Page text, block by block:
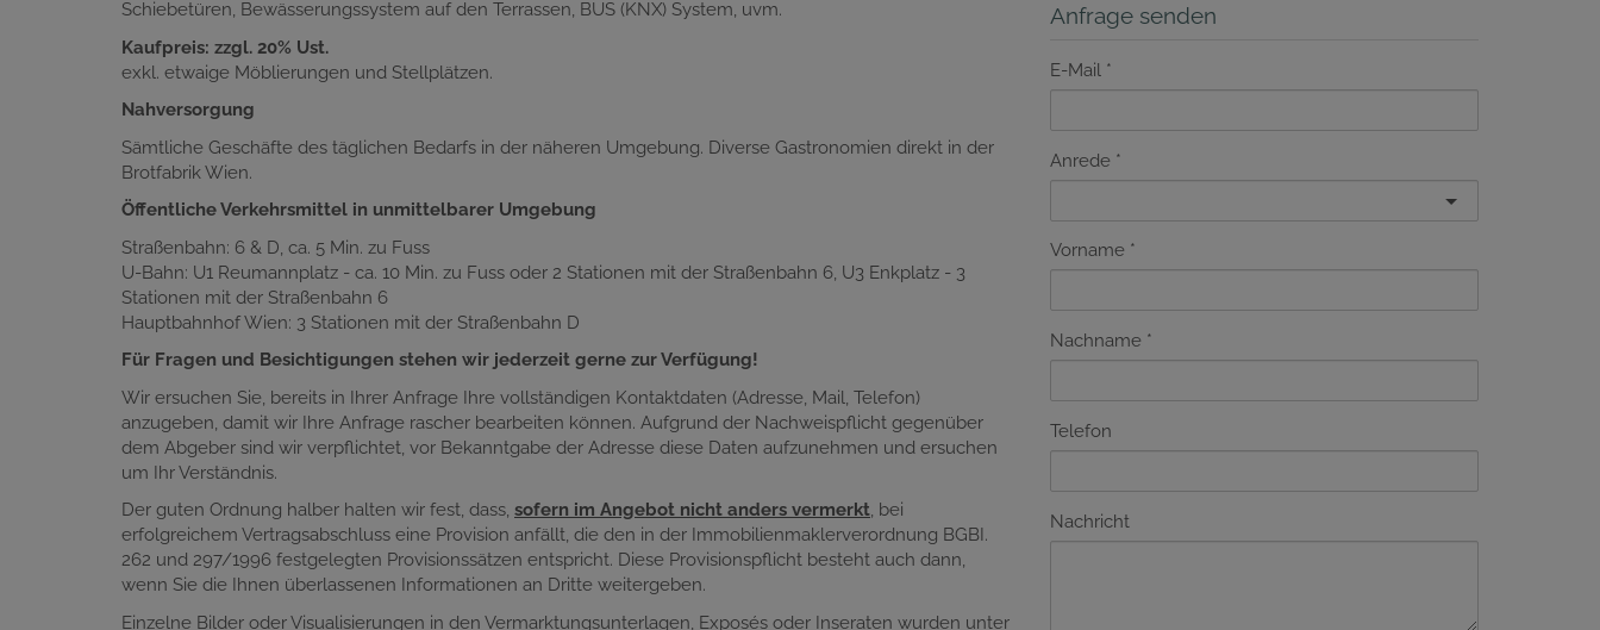
Schiebetüren, Bewässerungssystem auf den Terrassen, BUS (KNX) System, uvm.
Kaufpreis: zzgl. 20% Ust.
exkl. etwaige Möblierungen und Stellplätzen.
Nahversorgung
Sämtliche Geschäfte des täglichen Bedarfs in der näheren Umgebung. Diverse Gastronomien direkt in der
Brotfabrik Wien.
Öffentliche Verkehrsmittel in unmittelbarer Umgebung
Straßenbahn: 6 & D, ca. 5 Min. zu Fuss
U-Bahn: U1 Reumannplatz - ca. 10 Min. zu Fuss oder 2 Stationen mit der Straßenbahn 6, U3 Enkplatz - 3
Stationen mit der Straßenbahn 6
Hauptbahnhof Wien: 3 Stationen mit der Straßenbahn D
Für Fragen und Besichtigungen stehen wir jederzeit gerne zur Verfügung!
Wir ersuchen Sie, bereits in Ihrer Anfrage Ihre vollständigen Kontaktdaten (Adresse, Mail, Telefon)
anzugeben, damit wir Ihre Anfrage rascher bearbeiten können. Aufgrund der Nachweispflicht gegenüber
dem Abgeber sind wir verpflichtet, vor Bekanntgabe der Adresse diese Daten aufzunehmen und ersuchen
um Ihr Verständnis.
Der guten Ordnung halber halten wir fest, dass, sofern im Angebot nicht anders vermerkt, bei
erfolgreichem Vertragsabschluss eine Provision anfällt, die den in der Immobilienmaklerverordnung BGBI.
262 und 297/1996 festgelegten Provisionssätzen entspricht. Diese Provisionspflicht besteht auch dann,
wenn Sie die Ihnen überlassenen Informationen an Dritte weitergeben.
Einzelne Bilder oder Visualisierungen in den Vermarktungsunterlagen, Exposés oder Inseraten wurden unter
Anfrage senden
E-Mail
Anrede
Vorname
Nachname
Telefon
Nachricht